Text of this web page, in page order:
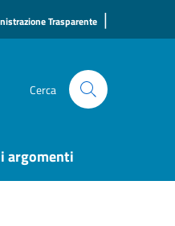
Trasparente |
Cerca
argomenti